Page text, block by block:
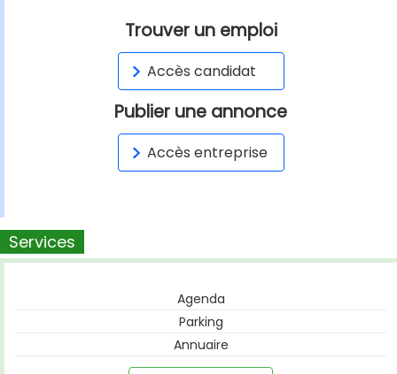
Trouver un emploi
Accès candidat
Publier une annonce
Accès entreprise
Services
Agenda
Parking
Annuaire